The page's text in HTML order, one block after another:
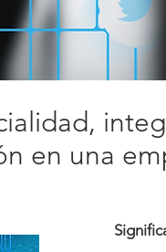
en una